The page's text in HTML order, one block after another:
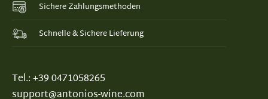
Sichere Zahlungsmethoden
Schnelle & Sichere Lieferung
Tel.: +39 0471058265
support@antonios-wine.com